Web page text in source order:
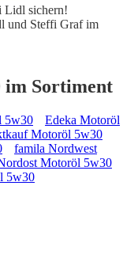
Lidl sichern!
und Steffi Graf im
im Sortiment
5w30
Edeka Motoröl
Motoröl 5w30
famila Nordwest
Motoröl 5w30
5w30